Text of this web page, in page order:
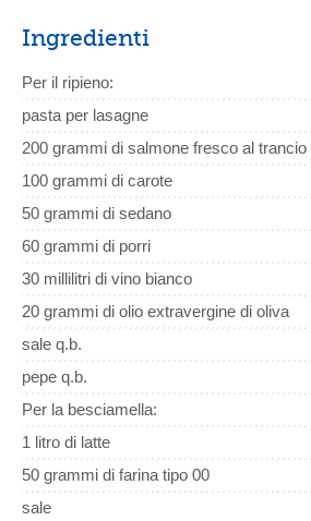
Ingredienti
Per il ripieno:
pasta per lasagne
200 grammi di salmone fresco al trancio
100 grammi di carote
50 grammi di sedano
60 grammi di porri
30 millilitri di vino bianco
20 grammi di olio extravergine di oliva
sale q.b.
pepe q.b.
Per la besciamella:
1 litro di latte
50 grammi di farina tipo 00
sale